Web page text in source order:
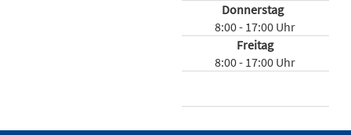
Donnerstag
8:00 - 17:00 Uhr
Freitag
8:00 - 17:00 Uhr